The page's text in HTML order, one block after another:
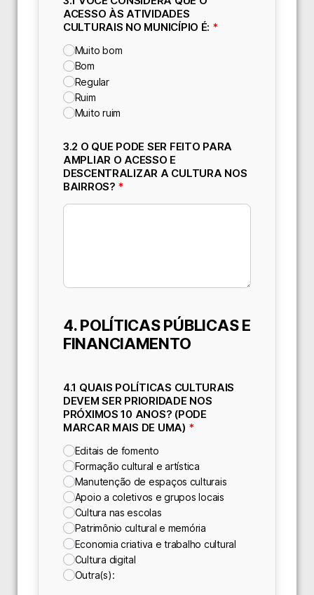
ACESSO ÀS ATIVIDADES
CULTURAIS NO MUNICÍPIO É: *
Muito bom
Bom
Regular
Ruim
Muito ruim
3.2 O QUE PODE SER FEITO PARA
AMPLIAR O ACESSO E
DESCENTRALIZAR A CULTURA NOS
BAIRROS? *
4. POLÍTICAS PÚBLICAS E
FINANCIAMENTO
4.1 QUAIS POLÍTICAS CULTURAIS
DEVEM SER PRIORIDADE NOS
PRÓXIMOS 10 ANOS? (PODE
MARCAR MAIS DE UMA) *
Editais de fomento
Formação cultural e artística
Manutenção de espaços culturais
Apoio a coletivos e grupos locais
Cultura nas escolas
Patrimônio cultural e memória
Economia criativa e trabalho cultural
Cultura digital
Outra(s):